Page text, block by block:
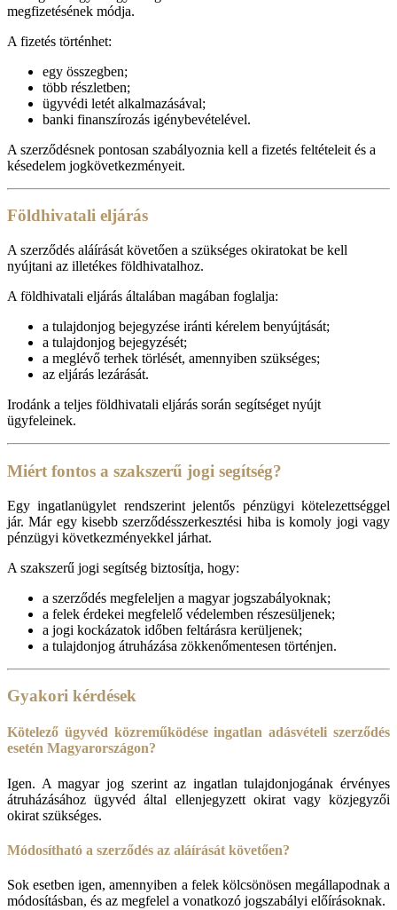
megfizetésének módja.
A fizetés történhet:
egy összegben;
több részletben;
ügyvédi letét alkalmazásával;
banki finanszírozás igénybevételével.
A szerződésnek pontosan szabályoznia kell a fizetés feltételeit és a
késedelem jogkövetkezményeit.
Földhivatali eljárás
A szerződés aláírását követően a szükséges okiratokat be kell
nyújtani az illetékes földhivatalhoz.
A földhivatali eljárás általában magában foglalja:
a tulajdonjog bejegyzése iránti kérelem benyújtását;
a tulajdonjog bejegyzését;
a meglévő terhek törlését, amennyiben szükséges;
az eljárás lezárását.
Irodánk a teljes földhivatali eljárás során segítséget nyújt
ügyfeleinek.
Miért fontos a szakszerű jogi segítség?
Egy ingatlanügylet rendszerint jelentős pénzügyi kötelezettséggel
jár. Már egy kisebb szerződésszerkesztési hiba is komoly jogi vagy
pénzügyi következményekkel járhat.
A szakszerű jogi segítség biztosítja, hogy:
a szerződés megfeleljen a magyar jogszabályoknak;
a felek érdekei megfelelő védelemben részesüljenek;
a jogi kockázatok időben feltárásra kerüljenek;
a tulajdonjog átruházása zökkenőmentesen történjen.
Gyakori kérdések
Kötelező ügyvéd közreműködése ingatlan adásvételi szerződés
esetén Magyarországon?
Igen. A magyar jog szerint az ingatlan tulajdonjogának érvényes
átruházásához ügyvéd által ellenjegyzett okirat vagy közjegyzői
okirat szükséges.
Módosítható a szerződés az aláírását követően?
Sok esetben igen, amennyiben a felek kölcsönösen megállapodnak a
módosításban, és az megfelel a vonatkozó jogszabályi előírásoknak.